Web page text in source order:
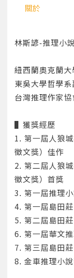
關於
林斯諺-推理小
紐西蘭奧克蘭
東吳大學哲學
台灣推理作家協
▌獲獎經歷
1. 第一屆人狼
徵文獎）佳作
2. 第二屆人狼
徵文獎）首獎
3. 第一屆推理
4. 第一屆島田
5. 第二屆島田
6. 第一屆華文
7. 第三屆島田
8. 金車推理小